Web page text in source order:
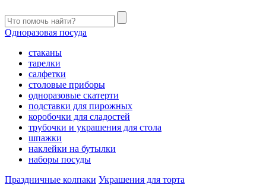
Одноразовая посуда
стаканы
тарелки
салфетки
столовые приборы
одноразовые скатерти
подставки для пирожных
коробочки для сладостей
трубочки и украшения для стола
шпажки
наклейки на бутылки
наборы посуды
Праздничные колпаки Украшения для торта